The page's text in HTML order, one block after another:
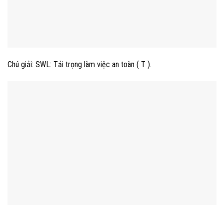
Chú giải: SWL: Tải trọng làm việc an toàn ( T ).